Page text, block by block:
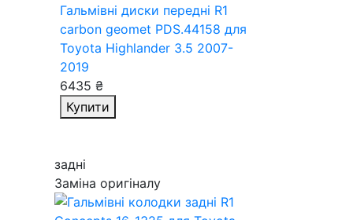
Гальмівні диски передні R1
carbon geomet PDS.44158 для
Toyota Highlander 3.5 2007-
2019
6435 ₴
Купити
задні
Заміна оригіналу